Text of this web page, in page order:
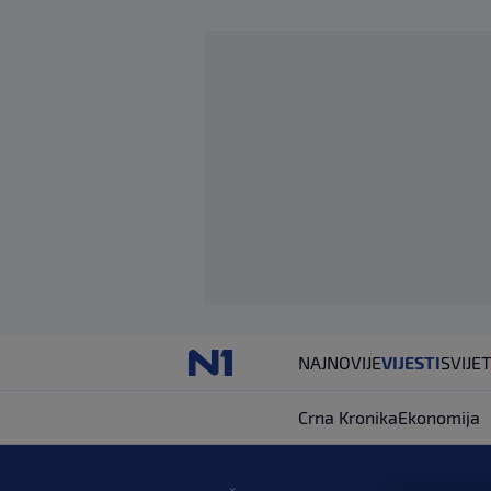
NAJNOVIJEVIJESTISVIJET
Crna KronikaEkonomija